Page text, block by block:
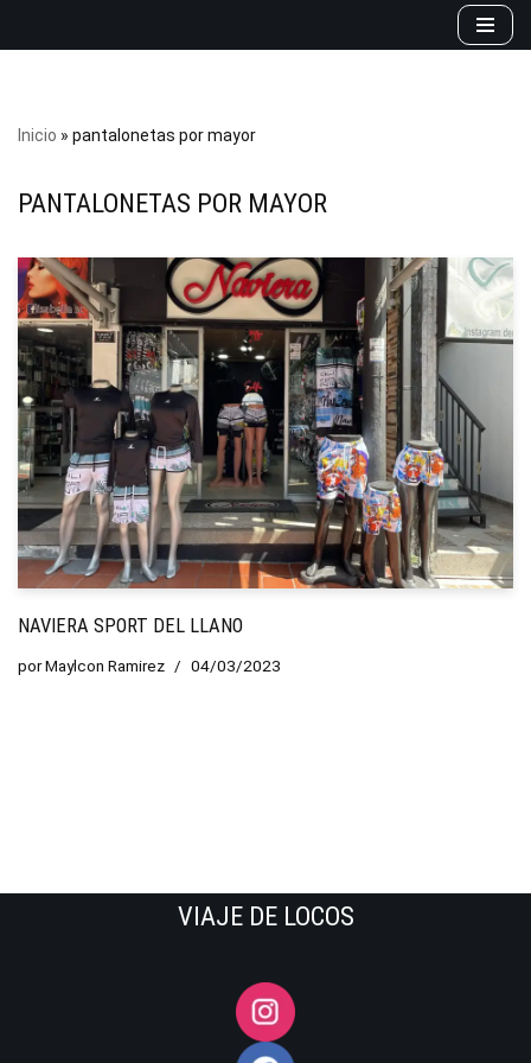
Inicio » pantalonetas por mayor
PANTALONETAS POR MAYOR
NAVIERA SPORT DEL LLANO
porMaylcon Ramirez 04/03/2023
VIAJE DE LOCOS